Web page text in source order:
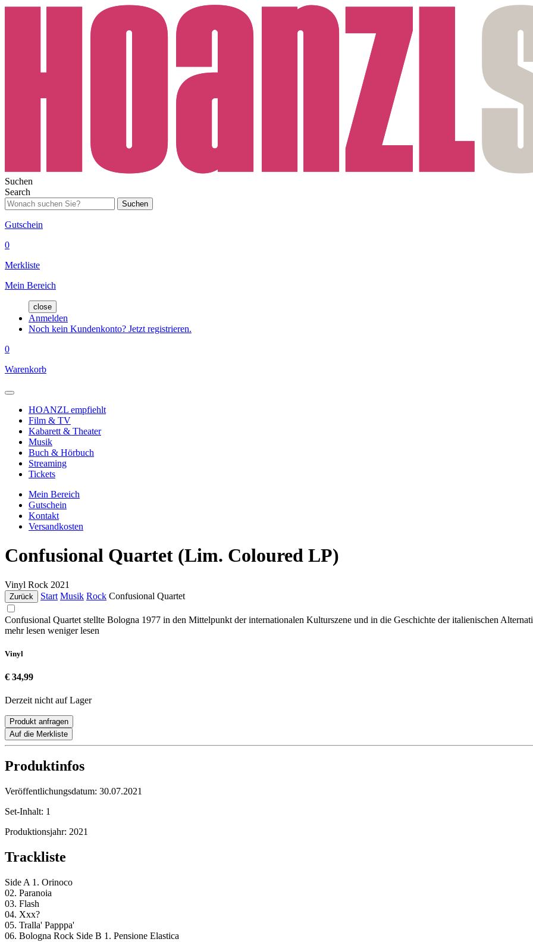
Suchen
Search
Suchen
Gutschein
0
Merkliste
Mein Bereich
close
Anmelden
Noch kein Kundenkonto? Jetzt registrieren.
0
Warenkorb
HOANZL empfiehlt
Film & TV
Kabarett & Theater
Musik
Buch & Hörbuch
Streaming
Tickets
Mein Bereich
Gutschein
Kontakt
Versandkosten
Confusional Quartet (Lim. Coloured LP)
Vinyl Rock 2021
Zurück Start Musik Rock Confusional Quartet
Confusional Quartet stellte Bologna 1977 in den Mittelpunkt der internationalen Kulturszene und in die Geschichte der italienischen
mehr lesen weniger lesen
Vinyl
€ 34,99
Derzeit nicht auf Lager
Produkt anfragen
Auf die Merkliste
Produktinfos
Veröffentlichungsdatum: 30.07.2021
Set-Inhalt: 1
Produktionsjahr: 2021
Trackliste
Side A 1. Orinoco
02. Paranoia
03. Flash
04. Xxx?
05. Tralla' Papppa'
06. Bologna Rock Side B 1. Pensione Elastica